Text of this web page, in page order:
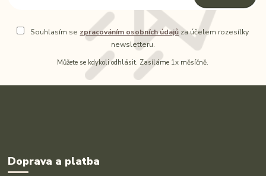
Souhlasím se zpracováním osobních údajů za účelem rozesílky
newsletteru.
Můžete se kdykoli odhlásit. Zasíláme 1x měsíčně.
Doprava a platba